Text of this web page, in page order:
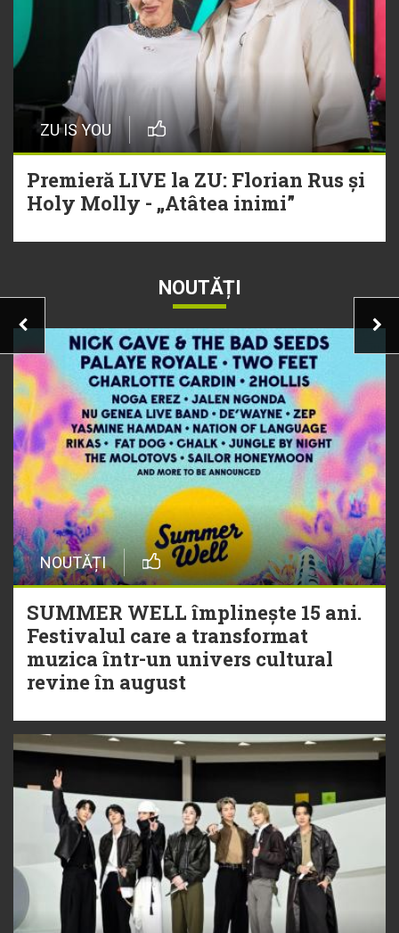
ZU IS YOU
Premieră LIVE la ZU: Florian Rus și
Holy Molly - „Atâtea inimi”
NOUTĂȚI
NOUTĂȚI
SUMMER WELL împlinește 15 ani.
Festivalul care a transformat
muzica într-un univers cultural
revine în august